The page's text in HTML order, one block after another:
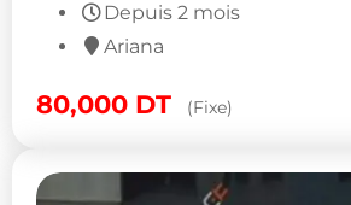
Depuis 2 mois
Ariana
80,000 DT (Fixe)